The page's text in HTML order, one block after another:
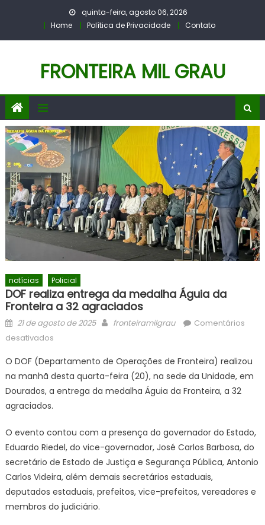
quinta-feira, agosto 06, 2026
Home
Política de Privacidade Contato
FRONTEIRA MIL GRAU
notícias Policial
DOF realiza entrega da medalha Águia da
Fronteira a 32 agraciados
Posted
on
21 de agosto de 2025 Author
fronteiramilgrau
Comentários
desativadosem
realiza
entrega
da
da
Fronteira
a
32
agraciados
O DOF (Departamento de Operações de Fronteira) realizou
na manhã desta quarta-feira (20), na sede da Unidade, em
Dourados, a entrega da medalha Águia da Fronteira, a 32
agraciados.
O evento contou com a presença do governador do Estado,
Eduardo Riedel, do vice-governador, José Carlos Barbosa, do
secretário de Estado de Justiça e Segurança Pública, Antonio
Carlos Videira, além demais secretários estaduais,
deputados estaduais, prefeitos, vice-prefeitos, vereadores e
membros do judiciário.